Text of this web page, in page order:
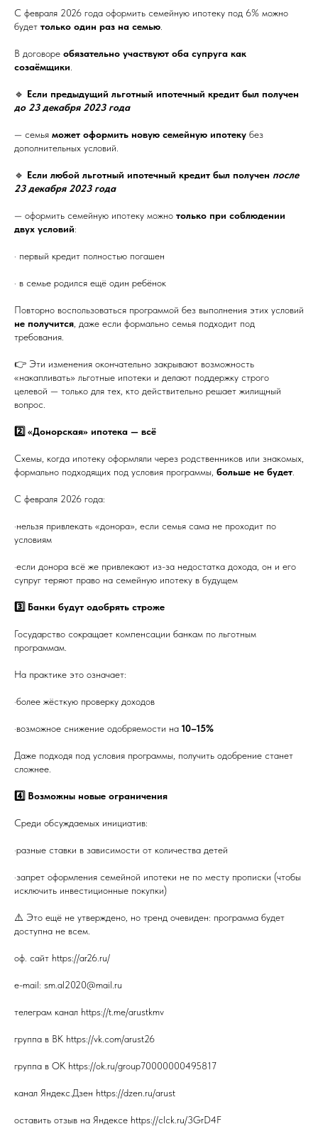
С февраля 2026 года оформить семейную ипотеку под 6% можно
будет только один раз на семью.
В договоре обязательно участвуют оба супруга как
созаёмщики.
🔹 Если предыдущий льготный ипотечный кредит был получен
до 23 декабря 2023 года
— семья может оформить новую семейную ипотеку без
дополнительных условий.
🔹 Если любой льготный ипотечный кредит был получен после
23 декабря 2023 года
— оформить семейную ипотеку можно только при соблюдении
двух условий:
· первый кредит полностью погашен
· в семье родился ещё один ребёнок
Повторно воспользоваться программой без выполнения этих условий
не получится, даже если формально семья подходит под
требования.
👉 Эти изменения окончательно закрывают возможность
«накапливать» льготные ипотеки и делают поддержку строго
целевой — только для тех, кто действительно решает жилищный
вопрос.
2️⃣ «Донорская» ипотека — всё
Схемы, когда ипотеку оформляли через родственников или знакомых,
формально подходящих под условия программы, больше не будет.
С февраля 2026 года:
·нельзя привлекать «донора», если семья сама не проходит по
условиям
·если донора всё же привлекают из-за недостатка дохода, он и его
супруг теряют право на семейную ипотеку в будущем
3️⃣ Банки будут одобрять строже
Государство сокращает компенсации банкам по льготным
программам.
На практике это означает:
·более жёсткую проверку доходов
·возможное снижение одобряемости на 10–15%
Даже подходя под условия программы, получить одобрение станет
сложнее.
4️⃣ Возможны новые ограничения
Среди обсуждаемых инициатив:
·разные ставки в зависимости от количества детей
·запрет оформления семейной ипотеки не по месту прописки (чтобы
исключить инвестиционные покупки)
⚠️ Это ещё не утверждено, но тренд очевиден: программа будет
доступна не всем.
оф. сайт https://ar26.ru/
e-mail: sm.al2020@mail.ru
телеграм канал https://t.me/arustkmv
группа в ВК https://vk.com/arust26
группа в ОК https://ok.ru/group70000000495817
канал Яндекс.Дзен https://dzen.ru/arust
оставить отзыв на Яндексе https://clck.ru/3GrD4F